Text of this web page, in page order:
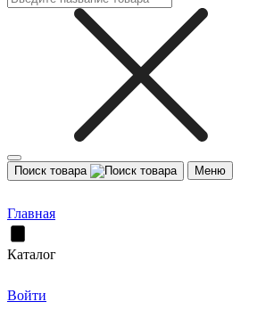
Поиск товара Меню
Главная
Каталог
Войти